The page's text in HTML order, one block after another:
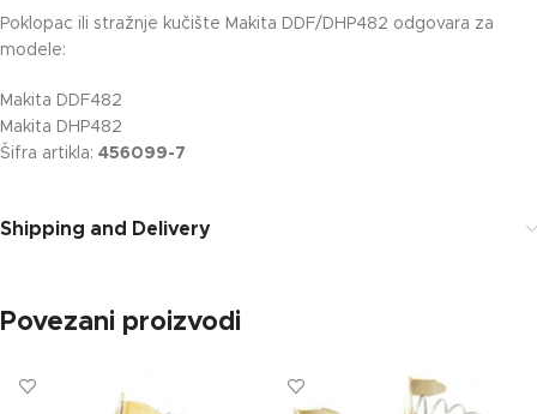
Poklopac ili stražnje kučište Makita DDF/DHP482 odgovara za
modele:
Makita DDF482
Makita DHP482
Šifra artikla: 456099-7
Shipping and Delivery
Povezani proizvodi